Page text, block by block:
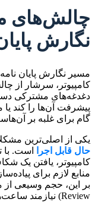
چالش‌های
نگارش
مسیر نگارش پایان
کامپیوتر، سرشار از
دغدغه‌های مشترکی
پیشرفت آن‌ها را کند
گام برای غلبه بر
یکی از اصلی‌ترین
حال قابل اجرا
است. با
کامپیوتر، یافتن یک
منابع لازم برای
Review) نیازمند ساعت‌ها مطالعه و تحلیل دقیق است.